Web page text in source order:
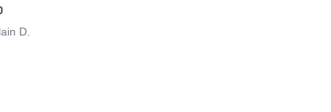
D.